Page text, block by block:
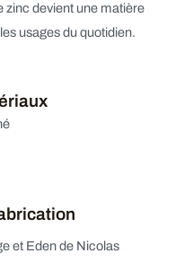
zinc devient une matière
usages du quotidien.
et Eden de Nicolas